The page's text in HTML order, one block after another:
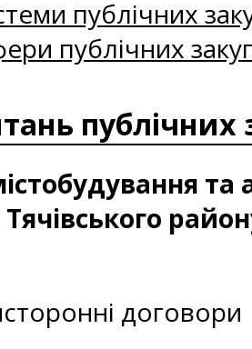
публічних
публічних
публічних
Тячівського
договори